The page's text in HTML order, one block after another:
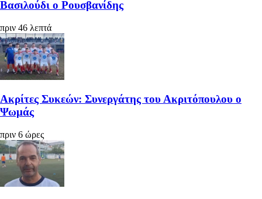
Βασιλούδι ο Ρουσβανίδης
πριν 46 λεπτά
Ακρίτες Συκεών: Συνεργάτης του Ακριτόπουλου ο
Ψωμάς
πριν 6 ώρες